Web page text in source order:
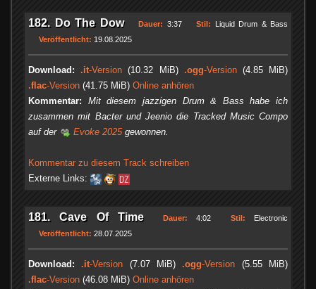
182. Do The Dow Dauer: 3:37 Stil: Liquid Drum & Bass
Veröffentlicht: 19.08.2025
Download: .it-Version (10.32 MiB) .ogg-Version(4.85 MiB)
.flac-Version (41.75 MiB) Online anhören
Kommentar:
Mit diesem jazzigen Drum & Bass habe ich
zusammen mit Bacter und Jeenio die Tracked Music Compo
auf der
Evoke 2025gewonnen.
Kommentar zu diesem Track schreiben
Externe Links:
181. Cave Of Time Dauer: 4:02 Stil: Electronic
Veröffentlicht: 28.07.2025
Download: .it-Version (7.07 MiB).ogg-Version (5.55 MiB)
.flac-Version (46.08 MiB) Online anhören